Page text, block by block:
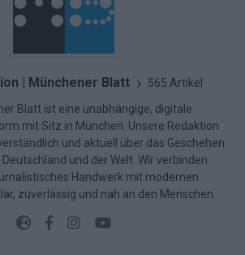
| Münchener Blatt 565 Artikel
Blatt ist eine unabhängige, digitale
mit Sitz in München. Unsere Redaktion
und aktuell über das Geschehen
Deutschland und der Welt. Wir verbinden
Handwerk mit modernen
zuverlässig und nah an den Menschen.